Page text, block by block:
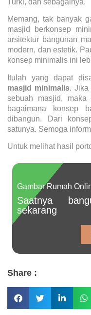
Memang, tak banyak
masjid berkonsep
arsitektur bangunan
modern, dan estetik.
konsep minimalis ini
Itulah yang dapat
masjid minimalis. Jika
sebuah masjid, maka
bagaimana konsep
dibangun. Dari
satunya. Semoga
Untuk melihat hasil
Gambar Rumah
Saatnya
sekarang
Share :